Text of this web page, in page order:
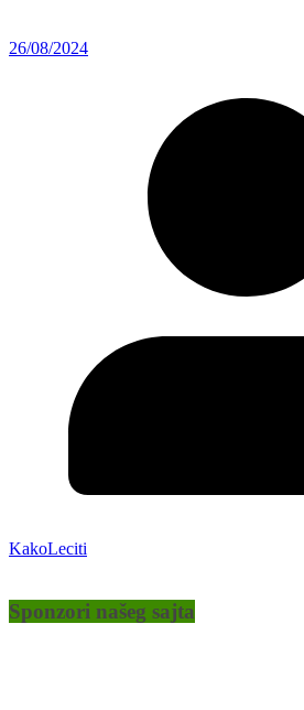
26/08/2024
KakoLeciti
Sponzori našeg sajta